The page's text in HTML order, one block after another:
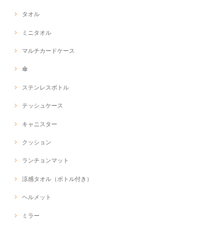
タオル
ミニタオル
マルチカードケース
傘
ステンレスボトル
テッシュケース
キャニスター
クッション
ランチョンマット
涼感タオル（ボトル付き）
ヘルメット
ミラー